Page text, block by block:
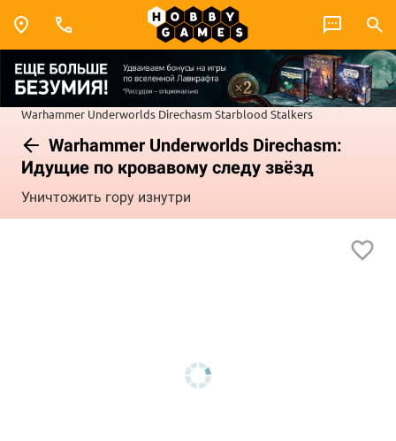
Warhammer Underworlds DirechasmStarblood Stalkers
Warhammer Underworlds Direchasm:
Идущие по кровавому следу звёзд
Уничтожить гору изнутри